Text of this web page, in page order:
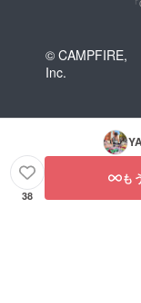
© CAMPFIRE,
Inc.
38
も